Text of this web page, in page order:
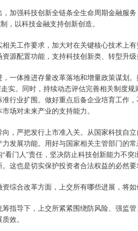
强科技创新全链条全生命周期金融服
，以科技金融支持创新创造。
工作要求，加大对在关键核心技术上
源配置功能，支持科技创新类、转型升级
体推进存量改革落地和增量政策谋划。
走实。同时，持续动态评估完善相关制度
行业扩围。做好重点后备企业培育工作
场对未来产业的支持能力。
严把发行上市准入关。从国家科技自立
发展功能。用好与国家相关主管部门的
看门人”责任，坚决防止科技创新能力不
这也是切实保护投资者合法权益的必然要
合改革方面，上交所有哪些进展，将如
导下，上交所紧紧围绕防风险、强监
效。